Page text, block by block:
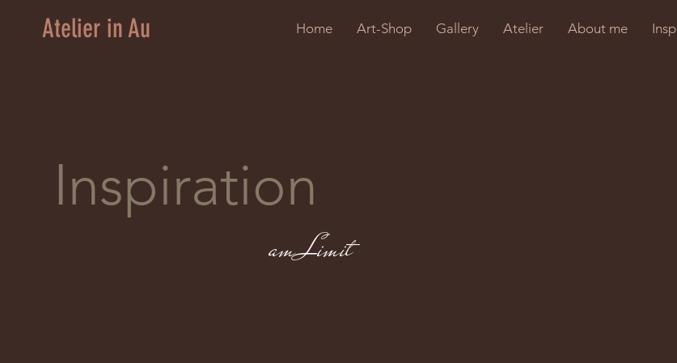
Atelier in Au Home Art-Shop Gallery Atelier About me
Inspiration
am Limit